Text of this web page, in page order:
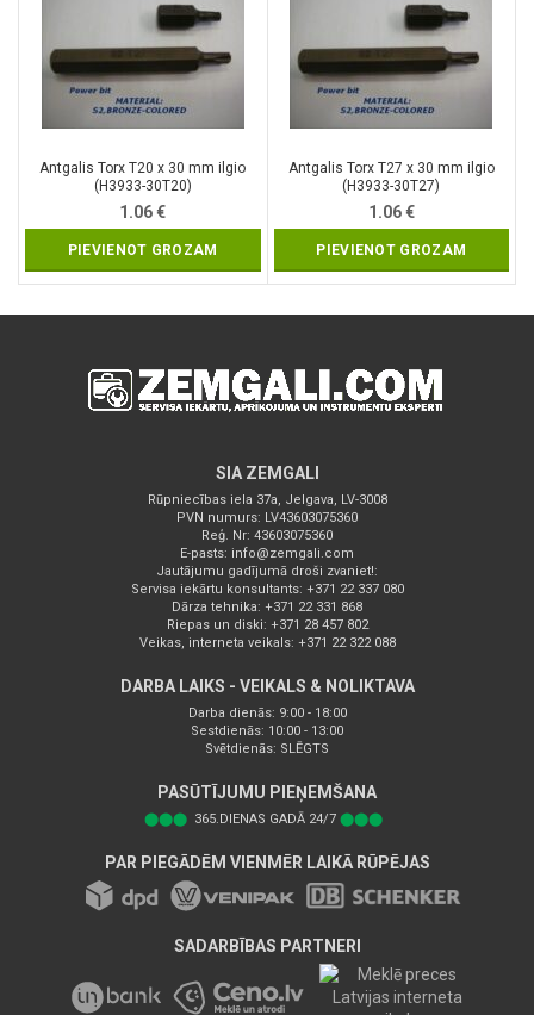
Antgalis Torx T20 x 30 mm ilgio
(H3933-30T20)
1.06€
PIEVIENOT GROZAM
Antgalis Torx T27 x 30 mm ilgio
(H3933-30T27)
1.06€
PIEVIENOT GROZAM
SIA ZEMGALI
Rūpniecības iela 37a, Jelgava, LV-3008
PVN numurs: LV43603075360
Reģ. Nr: 43603075360
E-pasts: info@zemgali.com
Jautājumu gadījumā droši zvaniet!:
Servisa iekārtu konsultants: +371 22 337 080
Dārza tehnika: +371 22 331 868
Riepas un diski: +371 28 457 802
Veikas, interneta veikals: +371 22 322 088
DARBA LAIKS - VEIKALS & NOLIKTAVA
Darba dienās: 9:00 - 18:00
Sestdienās: 10:00 - 13:00
Svētdienās: SLĒGTS
PASŪTĪJUMU PIEŅEMŠANA
⬤⬤⬤ 365.DIENAS GADĀ 24/7 ⬤⬤⬤
PAR PIEGĀDĒM VIENMĒR LAIKĀ RŪPĒJAS
SADARBĪBAS PARTNERI